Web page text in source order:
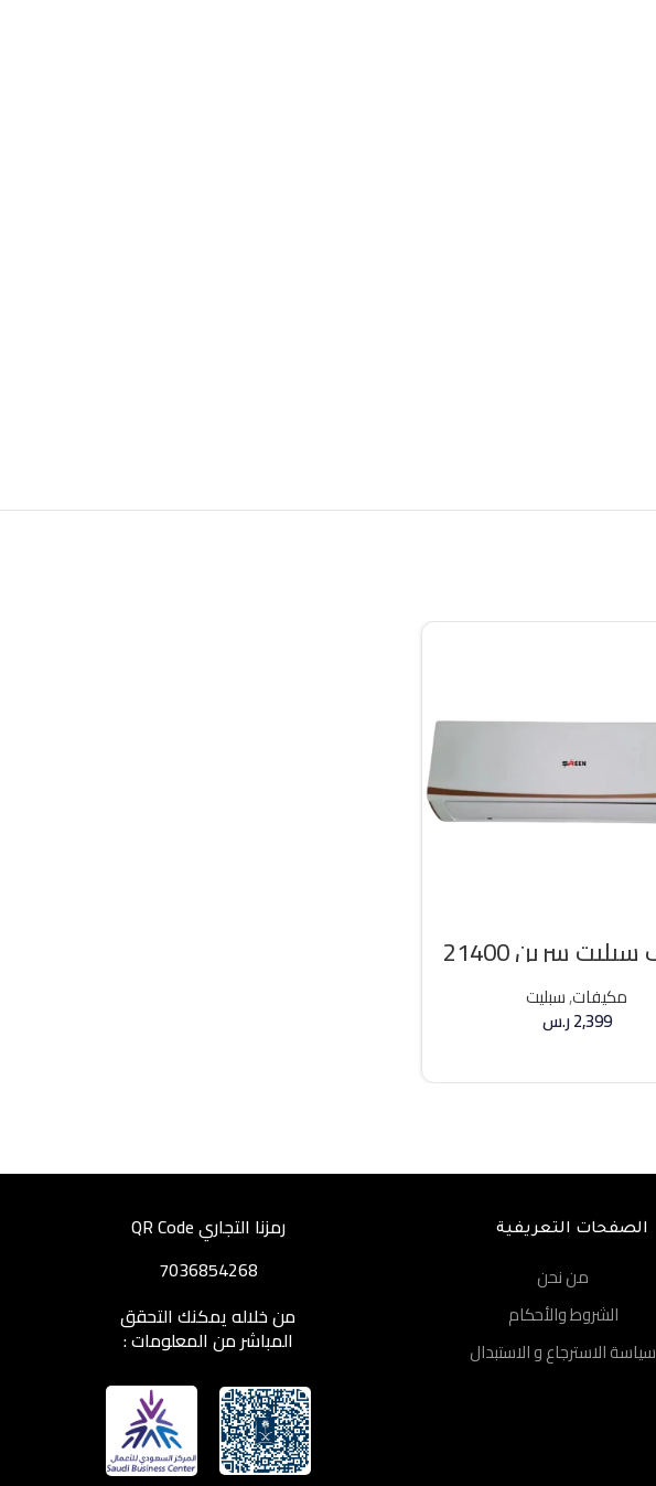
مكيف سبليت سرين 21400 وحده بارد
مكيفات,سبليت
2,399ر.س
الصفحات التعريفية
من نحن
الشروط والأحكام
سياسة الاسترجاع و الاستبدال
رمزنا التجاري QR Code
7036854268
من خلاله يمكنك التحقق
المباشر من المعلومات :